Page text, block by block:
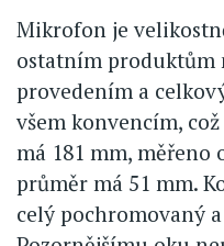
Mikrofon je
ostatním produktům
provedením a
všem konvencím,
má 181 mm, měřeno
průměr má 51 mm.
celý pochromovaný